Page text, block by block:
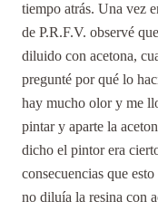
tiempo atrás. Una vez
de P.R.F.V. observé
diluido con acetona,
pregunté por qué lo
hay mucho olor y me
pintar y aparte la
dicho el pintor era
consecuencias que
no diluía la resina con